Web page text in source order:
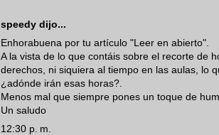
speedy dijo...
Enhorabuena por tu artículo "Leer en abierto".
A la vista de lo que contáis sobre el recorte de
derechos, ni siquiera al tiempo en las aulas, lo
¿adónde irán esas horas?.
Menos mal que siempre pones un toque de
Un saludo
12:30 p. m.